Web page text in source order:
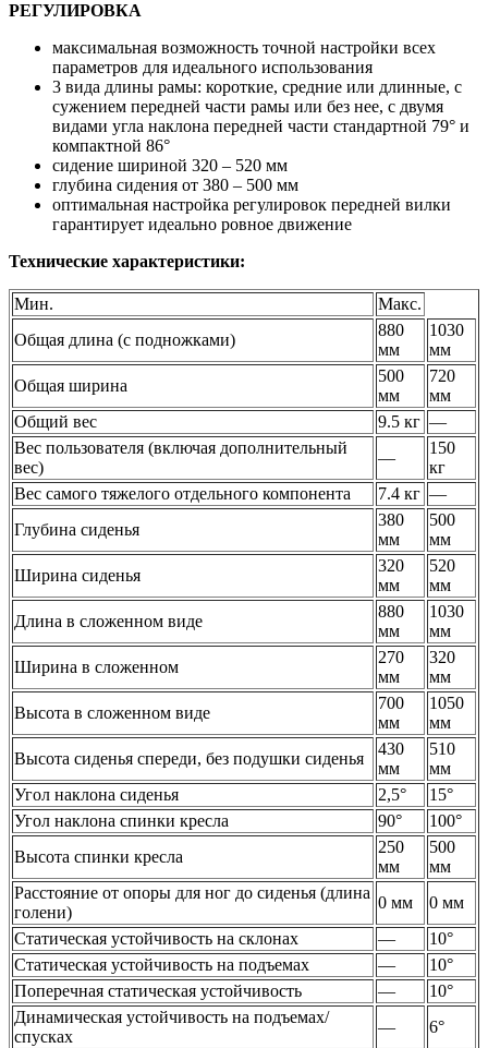
РЕГУЛИРОВКА
максимальная возможность точной настройки всех
параметров для идеального использования
3 вида длины рамы: короткие, средние или длинные, с
сужением передней части рамы или без нее, с двумя
видами угла наклона передней части стандартной 79° и
компактной 86°
сидение шириной 320 – 520 мм
глубина сидения от 380 – 500 мм
оптимальная настройка регулировок передней вилки
гарантирует идеально ровное движение
Технические характеристики:
Мин.
Макс.
Общая длина (с подножками)
880
мм
1030
мм
Общая ширина
500
мм
720
мм
Общий вес
9.5 кг —
Вес пользователя (включая дополнительный
вес)
—
150
кг
Вес самого тяжелого отдельного компонента
7.4 кг —
Глубина сиденья
380
мм
500
мм
Ширина сиденья
320
мм
520
мм
Длина в сложенном виде
880
мм
1030
мм
Ширина в сложенном
270
мм
320
мм
Высота в сложенном виде
700
мм
1050
мм
Высота сиденья спереди, без подушки сиденья
430
мм
510
мм
Угол наклона сиденья
2,5°
15°
Угол наклона спинки кресла
90°
100°
Высота спинки кресла
250
мм
500
мм
Расстояние от опоры для ног до сиденья (длина
голени)
0 мм
0 мм
Статическая устойчивость на склонах
—
10°
Статическая устойчивость на подъемах
—
10°
Поперечная статическая устойчивость
—
10°
Динамическая устойчивость на подъемах/
спусках
—
6°